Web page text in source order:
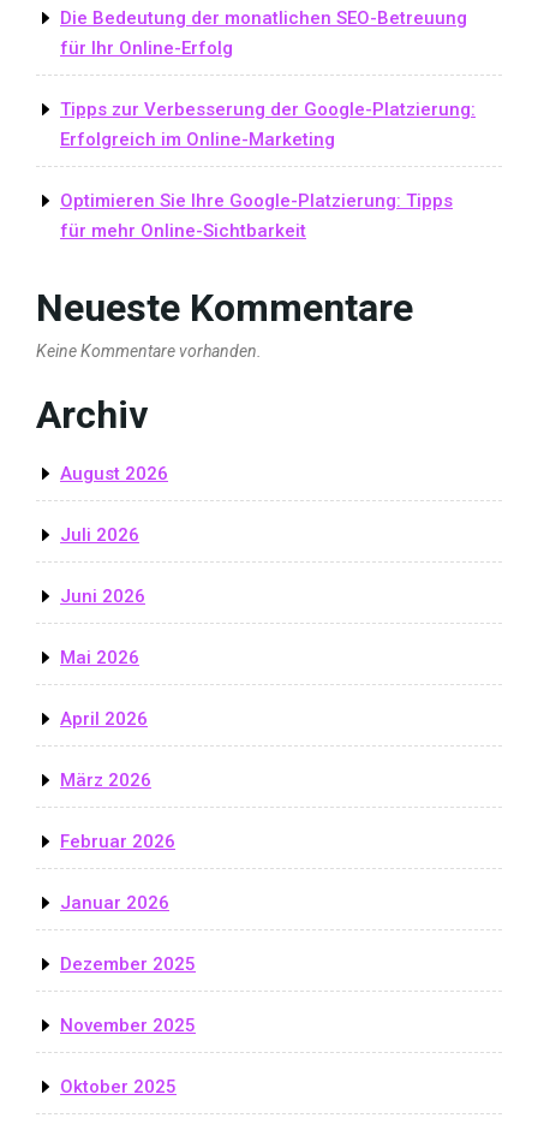
Die Bedeutung der monatlichen SEO-Betreuung
für Ihr Online-Erfolg
Tipps zur Verbesserung der Google-Platzierung:
Erfolgreich im Online-Marketing
Optimieren Sie Ihre Google-Platzierung: Tipps
für mehr Online-Sichtbarkeit
Neueste Kommentare
Keine Kommentare vorhanden.
Archiv
August 2026
Juli 2026
Juni 2026
Mai 2026
April 2026
März 2026
Februar 2026
Januar 2026
Dezember 2025
November 2025
Oktober 2025